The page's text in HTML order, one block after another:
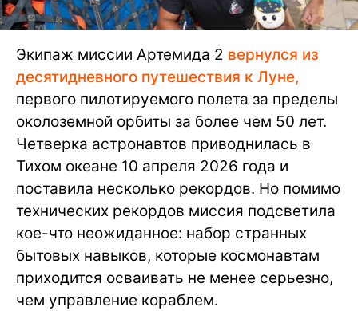
Экипаж миссии Артемида 2 вернулся из
десятидневного путешествия к Луне,
первого пилотируемого полета за пределы
околоземной орбиты за более чем 50 лет.
Четверка астронавтов приводнилась в
Тихом океане 10 апреля 2026 года и
поставила несколько рекордов. Но помимо
технических рекордов миссия подсветила
кое-что неожиданное: набор странных
бытовых навыков, которые космонавтам
приходится осваивать не менее серьезно,
чем управление кораблем.